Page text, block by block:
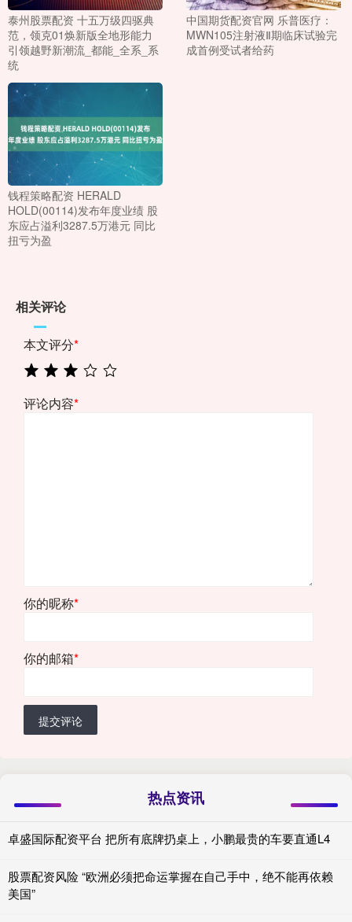
泰州股票配资 十五万级四驱典
范，领克01焕新版全地形能力
引领越野新潮流_都能_全系_系
统
中国期货配资官网 乐普医疗：
MWN105注射液Ⅱ期临床试验完
成首例受试者给药
钱程策略配资 HERALD
HOLD(00114)发布年度业绩 股
东应占溢利3287.5万港元 同比
扭亏为盈
相关评论
本文评分*
评论内容*
你的昵称*
你的邮箱*
提交评论
热点资讯
卓盛国际配资平台 把所有底牌扔桌上，小鹏最贵的车要直通L4
股票配资风险 “欧洲必须把命运掌握在自己手中，绝不能再依赖
美国”